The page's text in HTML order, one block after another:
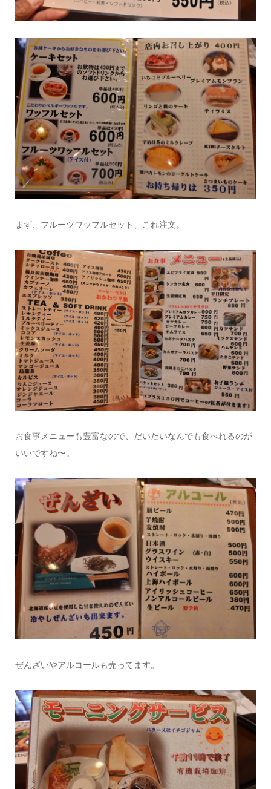
まず、フルーツワッフルセット、これ注文。
お食事メニューも豊富なので、だいたいなんでも食べれるのが
いいですね〜。
ぜんざいやアルコールも売ってます。